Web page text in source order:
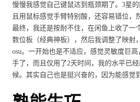
慢慢我感觉自己键鼠达到瓶颈期了。3星
且用鼠标感觉手臂特别酸，还容易错位，
最终，我还是按耐不住，在闲鱼上收了一
数位板（经典神板），然后我调整了映射
osu。一开始也是不适应，感觉灵敏度巨
手了，而且仅用了2天时间，我的水平已
候。其实自己也是挺兴奋的，因为能感觉